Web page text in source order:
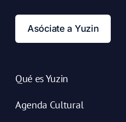
Asóciate a Yuzin
Qué es Yuzin
Agenda Cultural